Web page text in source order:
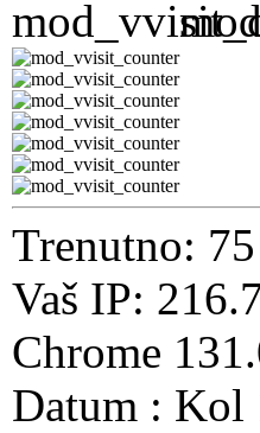
Trenutno:
Vaš IP:
Chrome
Datum : Kol